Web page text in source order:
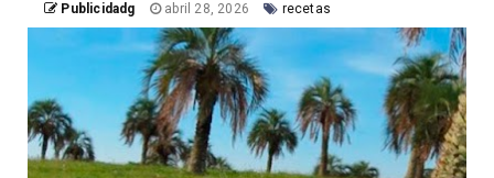
Publicidadg abril 28, 2026 recetas